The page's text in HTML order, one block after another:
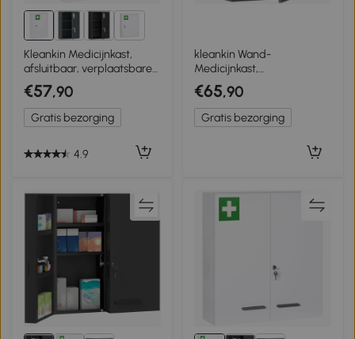
1+
Kleankin Medicijnkast,
afsluitbaar, verplaatsbare
planken, stalen behuizing,
30x14x46 cm, Wit
€57,90
Gratis bezorging
4.9
kleankin Wand-
Medicijnkast,
Badkamerkast met 3
Planken, 2 Sleutels, 40 x 18
x 60 cm, Grijs
€65,90
Gratis bezorging